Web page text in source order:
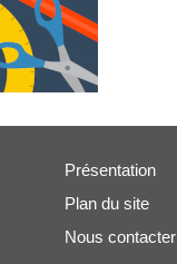
Présentation
Plan du site
Nous contacter